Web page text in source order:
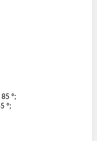
°;
°;